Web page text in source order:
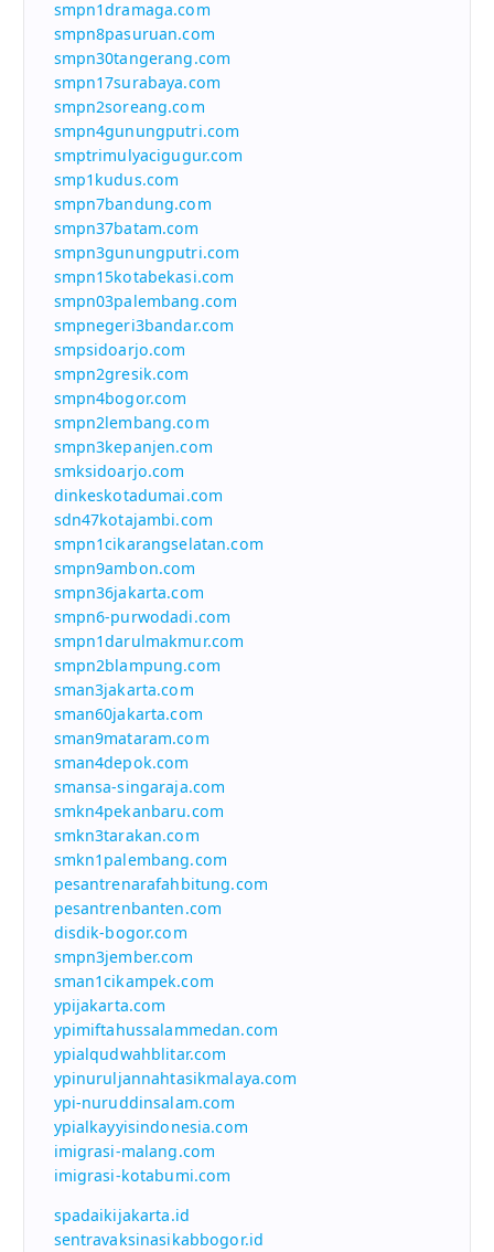
smpn1dramaga.com
smpn8pasuruan.com
smpn30tangerang.com
smpn17surabaya.com
smpn2soreang.com
smpn4gunungputri.com
smptrimulyacigugur.com
smp1kudus.com
smpn7bandung.com
smpn37batam.com
smpn3gunungputri.com
smpn15kotabekasi.com
smpn03palembang.com
smpnegeri3bandar.com
smpsidoarjo.com
smpn2gresik.com
smpn4bogor.com
smpn2lembang.com
smpn3kepanjen.com
smksidoarjo.com
dinkeskotadumai.com
sdn47kotajambi.com
smpn1cikarangselatan.com
smpn9ambon.com
smpn36jakarta.com
smpn6-purwodadi.com
smpn1darulmakmur.com
smpn2blampung.com
sman3jakarta.com
sman60jakarta.com
sman9mataram.com
sman4depok.com
smansa-singaraja.com
smkn4pekanbaru.com
smkn3tarakan.com
smkn1palembang.com
pesantrenarafahbitung.com
pesantrenbanten.com
disdik-bogor.com
smpn3jember.com
sman1cikampek.com
ypijakarta.com
ypimiftahussalammedan.com
ypialqudwahblitar.com
ypinuruljannahtasikmalaya.com
ypi-nuruddinsalam.com
ypialkayyisindonesia.com
imigrasi-malang.com
imigrasi-kotabumi.com
spadaikijakarta.id
sentravaksinasikabbogor.id